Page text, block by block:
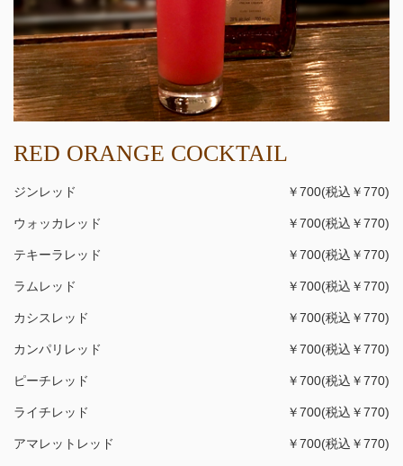
RED ORANGE COCKTAIL
ジンレッド ￥700(税込￥770)
ウォッカレッド ￥700(税込￥770)
テキーラレッド ￥700(税込￥770)
ラムレッド ￥700(税込￥770)
カシスレッド ￥700(税込￥770)
カンパリレッド ￥700(税込￥770)
ピーチレッド ￥700(税込￥770)
ライチレッド ￥700(税込￥770)
アマレットレッド ￥700(税込￥770)